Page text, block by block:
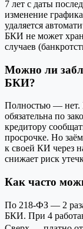
7 лет с даты
изменение
удаляется
БКИ не может
случаев
Можно ли
БКИ?
Полностью — нет.
обязательна по
кредитору
просрочке. Но
к своей КИ через
снижает риск
Как часто
По 218-ФЗ — 2
БКИ. При 4